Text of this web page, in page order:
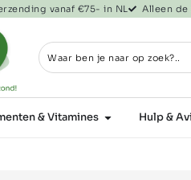
vanaf €75- in NL Alleen de
& Vitamines Hulp &